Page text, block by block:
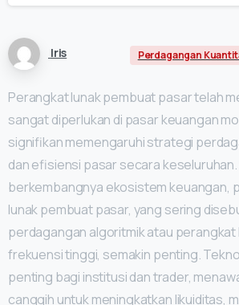
Iris Perdagangan
Perangkat lunak pembuat pasar telah
sangat diperlukan di pasar keuangan
signifikan memengaruhi strategi
dan efisiensi pasar secara
berkembangnya ekosistem keuangan,
lunak pembuat pasar, yang sering
perdagangan algoritmik atau
frekuensi tinggi, semakin penting.
penting bagi institusi dan trader,
canggih untuk meningkatkan likuiditas,